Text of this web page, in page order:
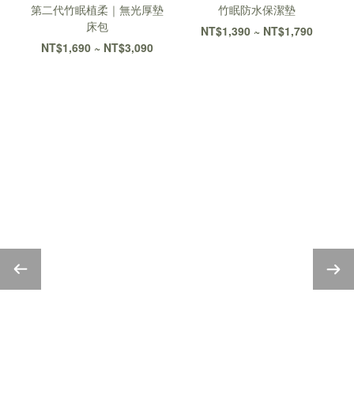
第二代竹眠植柔｜無光厚墊
床包
NT$1,690 ~ NT$3,090
竹眠防水保潔墊
NT$1,390 ~ NT$1,790